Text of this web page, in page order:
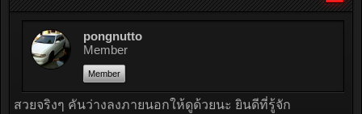
pongnutto
Member
Member
สวยจริงๆ คันว่างลงภายนอกให้ดูด้วยนะ ยินดีที่รู้จัก